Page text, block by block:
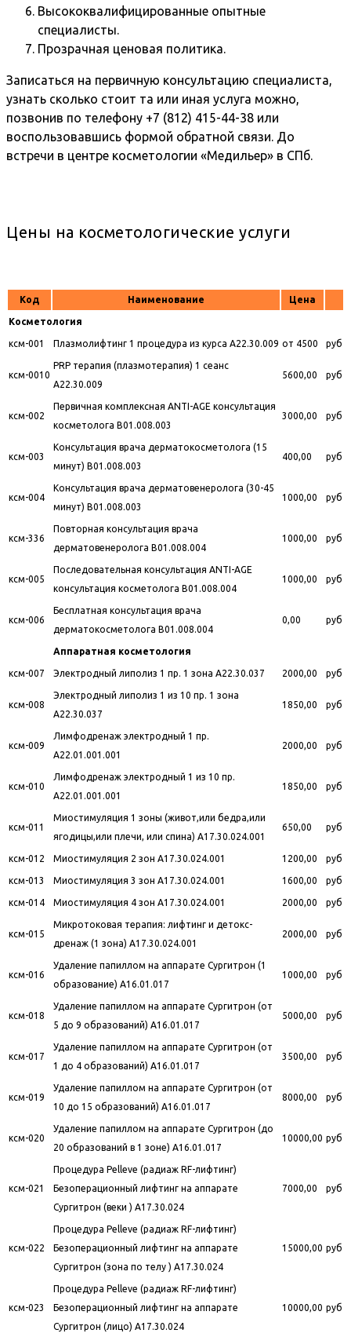
Высококвалифицированные опытные
специалисты.
Прозрачная ценовая политика.
Записаться на первичную консультацию специалиста,
узнать сколько стоит та или иная услуга можно,
позвонив по телефону +7 (812) 415-44-38 или
воспользовавшись формой обратной связи. До
встречи в центре косметологии «Медильер» в СПб.
Цены на косметологические услуги
Код Наименование Цена
Косметология
ксм-001 Плазмолифтинг 1 процедура из курса A22.30.009 от 4500 руб
ксм-0010
PRP терапия (плазмотерапия) 1 сеанс
A22.30.009
5600,00 руб
ксм-002
Первичная комплексная ANTI-AGE консультация
косметолога B01.008.003
3000,00 руб
ксм-003
Консультация врача дерматокосметолога (15
минут) B01.008.003
400,00 руб
ксм-004
Консультация врача дерматовенеролога (30-45
минут) B01.008.003
1000,00 руб
ксм-336
Повторная консультация врача
дерматовенеролога B01.008.004
1000,00 руб
ксм-005
Последовательная консультация ANTI-AGE
консультация косметолога B01.008.004
1000,00 руб
ксм-006
Бесплатная консультация врача
дерматокосметолога B01.008.004
0,00 руб
Аппаратная косметология
ксм-007 Электродный липолиз 1 пр. 1 зона A22.30.037 2000,00 руб
ксм-008
Электродный липолиз 1 из 10 пр. 1 зона
A22.30.037
1850,00 руб
ксм-009
Лимфодренаж электродный 1 пр.
A22.01.001.001
2000,00 руб
ксм-010
Лимфодренаж электродный 1 из 10 пр.
A22.01.001.001
1850,00 руб
ксм-011
Миостимуляция 1 зоны (живот,или бедра,или
ягодицы,или плечи, или спина) A17.30.024.001
650,00 руб
ксм-012 Миостимуляция 2 зон A17.30.024.001 1200,00 руб
ксм-013 Миостимуляция 3 зон A17.30.024.001 1600,00 руб
ксм-014 Миостимуляция 4 зон A17.30.024.001 2000,00 руб
ксм-015
Микротоковая терапия: лифтинг и детокс-
дренаж (1 зона) A17.30.024.001
2000,00 руб
ксм-016
Удаление папиллом на аппарате Сургитрон (1
образование) A16.01.017
1000,00 руб
ксм-018
Удаление папиллом на аппарате Сургитрон (от
5 до 9 образований) A16.01.017
5000,00 руб
ксм-017
Удаление папиллом на аппарате Сургитрон (от
1 до 4 образований) A16.01.017
3500,00 руб
ксм-019
Удаление папиллом на аппарате Сургитрон (от
10 до 15 образований) A16.01.017
8000,00 руб
ксм-020
Удаление папиллом на аппарате Сургитрон (до
20 образований в 1 зоне) A16.01.017
10000,00 руб
ксм-021
Процедура Pelleve (радиаж RF-лифтинг)
Безоперационный лифтинг на аппарате
Сургитрон (веки ) A17.30.024
7000,00 руб
ксм-022
Процедура Pelleve (радиаж RF-лифтинг)
Безоперационный лифтинг на аппарате
Сургитрон (зона по телу ) A17.30.024
15000,00 руб
ксм-023
Процедура Pelleve (радиаж RF-лифтинг)
Безоперационный лифтинг на аппарате
Сургитрон (лицо) A17.30.024
10000,00 руб